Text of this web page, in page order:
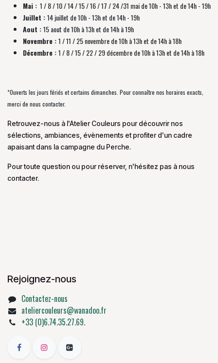
Mai : 1 / 8 / 10 / 14 / 15 / 16 / 17 / 24 /31 mai de 10h - 13h et de 14h - 19h
Juillet :14 juillet de 10h - 13h et de 14h - 19h
Aout :15 aout de 10h à 13h et de 14h à 19h
Novembre :1 / 11 / 25 novembre de10h à 13h et de 14h à 18h
Décembre :1 / 8 / 15 / 22 / 29 décembrede10h à 13h et de 14h à 18h
*Ouverts les jours fériés et certains dimanches. Pour connaître nos horaires exacts,
merci de nous contacter.
Retrouvez-nous à l'Atelier Couleurs pour découvrir nos
sélections, ambiances, évènements et profiter d'un cadre
apaisant dans la campagne du Perche.
Pour toute question ou pour réserver, n'hésitez pas à nous
contacter.
Rejoignez-nous
Contactez-nous
ateliercouleurs@wanadoo.fr
+33 (0)6.74.35.27.69.